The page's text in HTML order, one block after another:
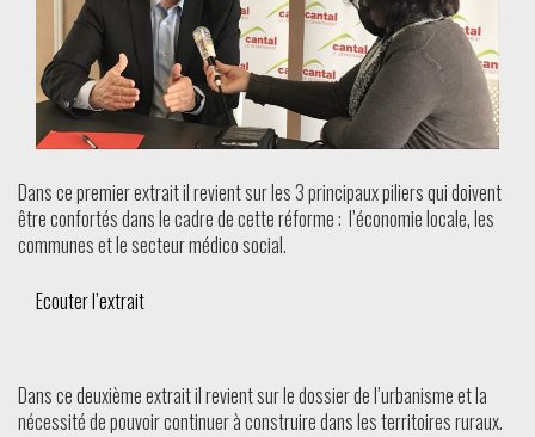
Dans ce premier extrait il revient sur les 3 principaux piliers qui doivent
être confortés dans le cadre de cette réforme : l’économie locale, les
communes et le secteur médico social.
Ecouter l’extrait
Dans ce deuxième extrait il revient sur le dossier de l’urbanisme et la
nécessité de pouvoir continuer à construire dans les territoires ruraux.